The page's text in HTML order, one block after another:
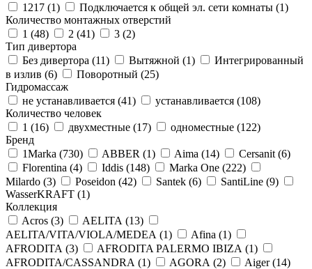
1217 (1) Подключается к общей эл. сети комнаты (1)
Количество монтажных отверстий
1 (48) 2 (41) 3 (2)
Тип дивертора
Без дивертора (11) Вытяжной (1)
Интегрированный
в излив (6) Поворотный (25)
Гидромассаж
не устанавливается (41) устанавливается (108)
Количество человек
1 (16) двухместные (17) одноместные (122)
Бренд
1Marka (730) ABBER (1) Aima (14) Cersanit (6)
Florentina (4) Iddis (148) Marka One (222)
Milardo (3) Poseidon (42) Santek (6) SantiLine (9)
WasserKRAFT (1)
Коллекция
Acros (3) AELITA (13)
AELITA/VITA/VIOLA/MEDEA (1) Afina (1)
AFRODITA (3) AFRODITA PALERMO IBIZA (1)
AFRODITA/CASSANDRA (1) AGORA (2) Aiger (14)